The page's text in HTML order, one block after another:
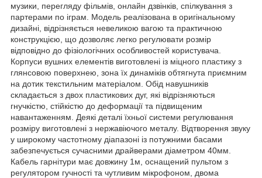
музики, перегляду фільмів, онлайн дзвінків, спілкування з
партерами по іграм. Модель реалізована в оригінальному
дизайні, відрізняється невеликою вагою та практичною
конструкцією, що дозволяє легко регулювати розмір
відповідно до фізіологічних особливостей користувача.
Корпуси вушних елементів виготовлені із міцного пластику з
глянсовою поверхнею, зона їх динаміків обтягнута приємним
на дотик текстильним матеріалом. Обід навушників
складається з двох пластикових дуг, які відрізняються
гнучкістю, стійкістю до деформації та підвищеним
навантаженням. Деякі деталі їхньої системи регулювання
розміру виготовлені з нержавіючого металу. Відтворення звуку
у широкому частотному діапазоні із потужними басами
забезпечується сучасними драйверами діаметром 40мм.
Кабель гарнітури має довжину 1м, оснащений пультом з
регулятором гучності та чутливим мікрофоном, двома